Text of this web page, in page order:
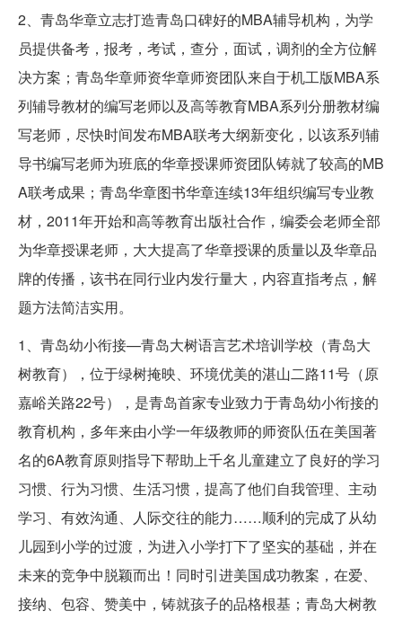
2、青岛华章立志打造青岛口碑好的MBA辅导机构，为学
员提供备考，报考，考试，查分，面试，调剂的全方位解
决方案；青岛华章师资华章师资团队来自于机工版MBA系
列辅导教材的编写老师以及高等教育MBA系列分册教材编
写老师，尽快时间发布MBA联考大纲新变化，以该系列辅
导书编写老师为班底的华章授课师资团队铸就了较高的MB
A联考成果；青岛华章图书华章连续13年组织编写专业教
材，2011年开始和高等教育出版社合作，编委会老师全部
为华章授课老师，大大提高了华章授课的质量以及华章品
牌的传播，该书在同行业内发行量大，内容直指考点，解
题方法简洁实用。
1、青岛幼小衔接—青岛大树语言艺术培训学校（青岛大
树教育），位于绿树掩映、环境优美的湛山二路11号（原
嘉峪关路22号），是青岛首家专业致力于青岛幼小衔接的
教育机构，多年来由小学一年级教师的师资队伍在美国著
名的6A教育原则指导下帮助上千名儿童建立了良好的学习
习惯、行为习惯、生活习惯，提高了他们自我管理、主动
学习、有效沟通、人际交往的能力……顺利的完成了从幼
儿园到小学的过渡，为进入小学打下了坚实的基础，并在
未来的竞争中脱颖而出！同时引进美国成功教案，在爱、
接纳、包容、赞美中，铸就孩子的品格根基；青岛大树教